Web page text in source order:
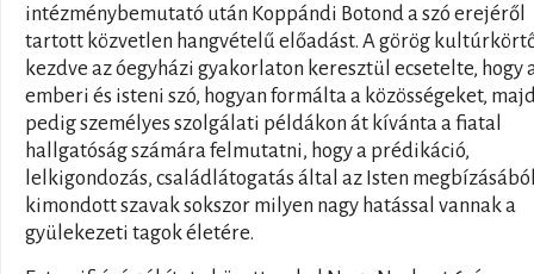
intézménybemutató után Koppándi Botond a szó erejéről
tartott közvetlen hangvételű előadást. A görög
kezdve az óegyházi gyakorlaton keresztül ecsetelte, hogy
emberi és isteni szó, hogyan formálta a közösségeket,
pedig személyes szolgálati példákon át kívánta a fiatal
hallgatóság számára felmutatni, hogy a prédikáció,
lelkigondozás, családlátogatás által az Isten
kimondott szavak sokszor milyen nagy hatással vannak a
gyülekezeti tagok életére.